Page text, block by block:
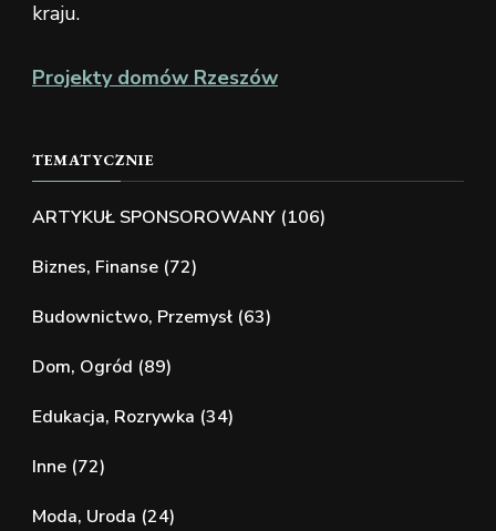
kraju.
Projekty domów Rzeszów
TEMATYCZNIE
ARTYKUŁ SPONSOROWANY (106)
Biznes, Finanse (72)
Budownictwo, Przemysł (63)
Dom, Ogród (89)
Edukacja, Rozrywka (34)
Inne (72)
Moda, Uroda (24)